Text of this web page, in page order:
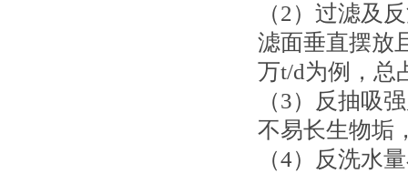
（2）过滤及
滤面垂直摆放
万t/d为例，总
（3）反抽吸
不易长生物垢
（4）反洗水